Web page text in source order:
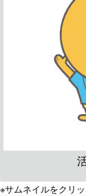
※サムネイルをクリ